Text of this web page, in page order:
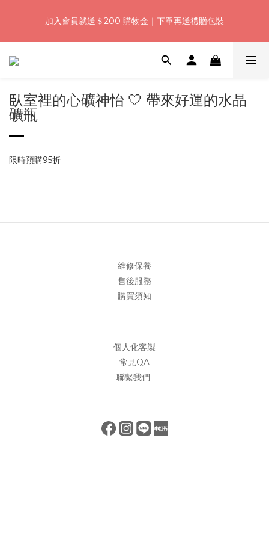
折520
加入會員就送＄200 購物金｜下單再送禮贈包裝
浪漫七夕限定｜滿3800送 象徵永恆的愛 銀杏葉耳環，滿額最高
臥室裡的心礦神怡 🤍 帶來好運的水晶
礦瓶
限時預購95折
維修保養
售後服務
購買須知
個人化客製
常見QA
聯繫我們